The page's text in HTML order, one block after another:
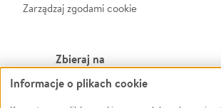
Zarządzaj zgodami cookie
Zbieraj na
Leczenie
Informacje o plikach cookie